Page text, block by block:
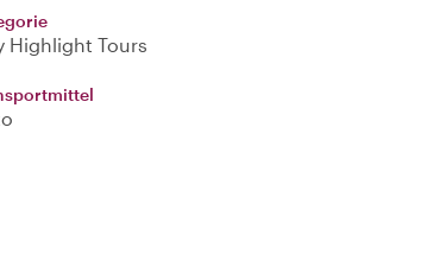
Highlight Tours